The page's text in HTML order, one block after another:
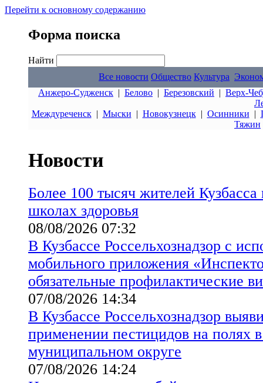
Перейти к основному содержанию
Форма поиска
Найти
Все новости Общество Культура
Анжеро-Судженск | Белово | Березовский | Верх-
Междуреченск| Мыски | Новокузнецк| Осинники |
Тяжин
Новости
Более 100 тысяч жителей
школах здоровья
08/08/2026 07:32
В Кузбассе Россельхознадзор с
мобильного приложения
обязательные профилактические
07/08/2026 14:34
В Кузбассе Россельхознадзор
применении пестицидов на полях
муниципальном округе
07/08/2026 14:24